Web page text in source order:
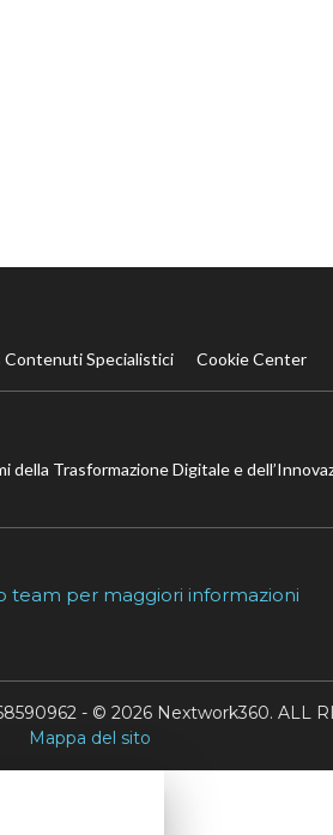
Specialistici Cookie Center
Trasformazione Digitale e
team per maggiori informazioni
- © 2026 Nextwork360. ALL
Mappa del sito